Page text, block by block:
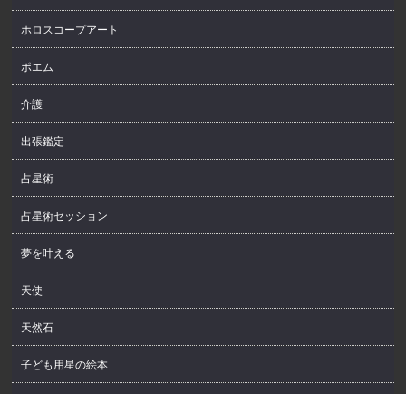
ホロスコープアート
ポエム
介護
出張鑑定
占星術
占星術セッション
夢を叶える
天使
天然石
子ども用星の絵本